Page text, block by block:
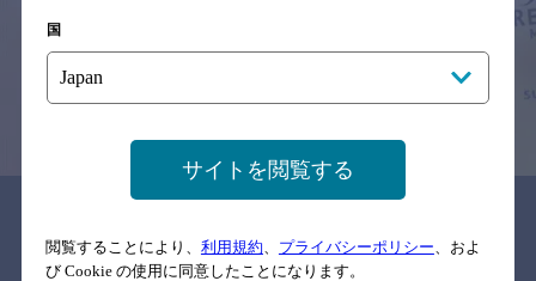
念のためお店にご確認の上ご来店くださいますようお願い申し上げま
す。
国
サイトを閲覧する
閲覧することにより、 利用規約、 プライバシーポリシー、およ
び Cookie の使用に同意したことになります。